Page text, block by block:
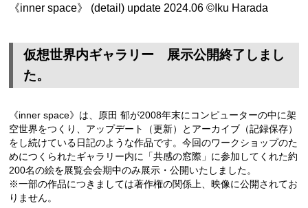
《inner space》 (detail) update 2024.06 ©Iku Harada
仮想世界内ギャラリー 展示公開終了しまし
た。
《inner space》は、原田 郁が2008年末にコンピューターの中に架
空世界をつくり、アップデート（更新）とアーカイブ（記録保存）
をし続けている日記のような作品です。今回のワークショップのた
めにつくられたギャラリー内に「共感の窓際」に参加してくれた約
200名の絵を展覧会会期中のみ展示・公開いたしました。
※一部の作品につきましては著作権の関係上、映像に公開されてお
りません。